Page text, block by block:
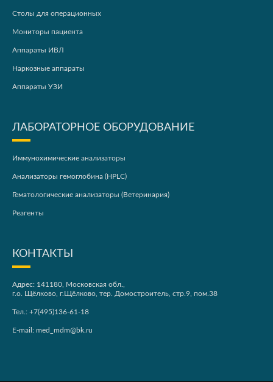
Столы для операционных
Мониторы пациента
Аппараты ИВЛ
Наркозные аппараты
Аппараты УЗИ
ЛАБОРАТОРНОЕ ОБОРУДОВАНИЕ
Иммунохимические анализаторы
Анализаторы гемоглобина (HPLC)
Гематологические анализаторы (Ветеринария)
Реагенты
КОНТАКТЫ
Адрес: 141180, Московская обл.,
г.о. Щёлково, г.Щёлково, тер. Домостроитель, стр.9, пом.38
Тел.: +7(495)136-61-18
E-mail: med_mdm@bk.ru